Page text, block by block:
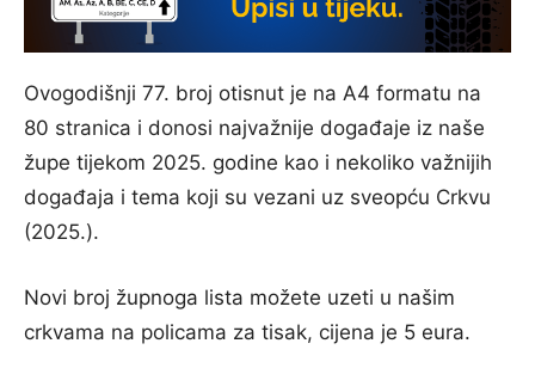
Ovogodišnji 77. broj otisnut je na A4 formatu na
80 stranica i donosi najvažnije događaje iz naše
župe tijekom 2025. godine kao i nekoliko važnijih
događaja i tema koji su vezani uz sveopću Crkvu
(2025.).
Novi broj župnoga lista možete uzeti u našim
crkvama na policama za tisak, cijena je 5 eura.